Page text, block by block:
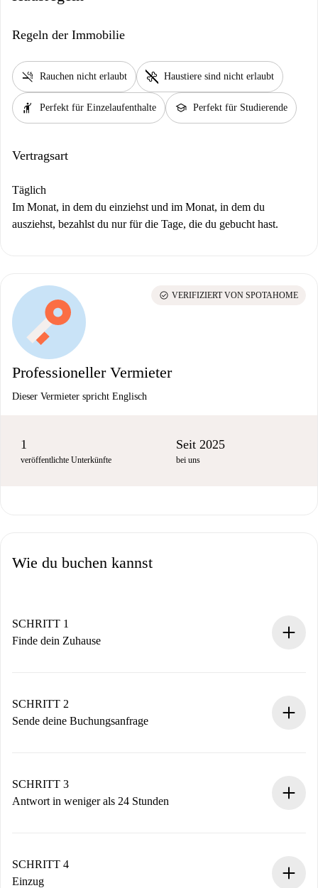
Regeln der Immobilie
smoke_free Rauchen nicht erlaubt pet_supplies Haustiere sind nicht erlaubt
hail Perfekt für Einzelaufenthalte school Perfekt für Studierende
Vertragsart
Täglich
Im Monat, in dem du einziehst und im Monat, in dem du
ausziehst, bezahlst du nur für die Tage, die du gebucht hast.
Professioneller Vermieter
Dieser Vermieter spricht Englisch
check_circle VERIFIZIERT VON SPOTAHOME
1
veröffentlichte Unterkünfte
Seit 2025
bei uns
Wie du buchen kannst
SCHRITT 1
Finde dein Zuhause
Du erhältst alle notwendigen Informationen im Voraus.
SCHRITT 2
Sende deine Buchungsanfrage
Denk daran, dass wir dich erst belasten, wenn der
Vermieter zustimmt.
SCHRITT 3
Antwort in weniger als 24 Stunden
stellen den Kontakt her.
Wenn der Vermieter ablehnen muss, entstehen keine
SCHRITT 4
Einzug